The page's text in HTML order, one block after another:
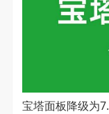
宝塔面板降级为